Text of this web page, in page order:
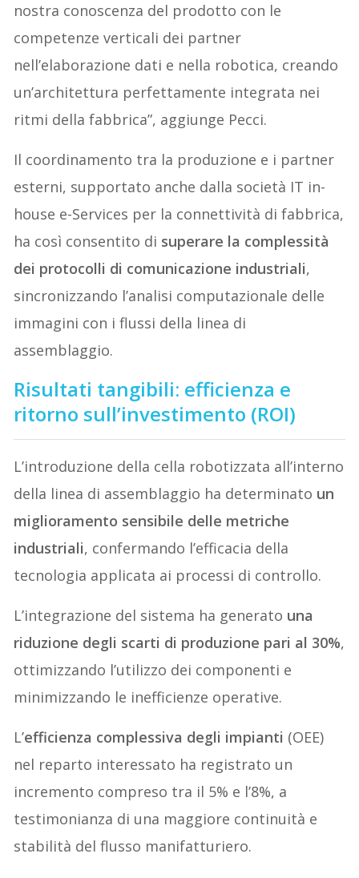
nostra conoscenza del prodotto con le
competenze verticali dei partner
nell’elaborazione dati e nella robotica, creando
un’architettura perfettamente integrata nei
ritmi della fabbrica”, aggiunge Pecci.
Il coordinamento tra la produzione e i partner
esterni, supportato anche dalla società IT in-
house e-Services per la connettività di fabbrica,
ha così consentito di superare la complessità
dei protocolli di comunicazione industriali,
sincronizzando l’analisi computazionale delle
immagini con i flussi della linea di
assemblaggio.
Risultati tangibili: efficienza e
ritorno sull’investimento (ROI)
L’introduzione della cella robotizzata all’interno
della linea di assemblaggio ha determinato un
miglioramento sensibile delle metriche
industriali, confermando l’efficacia della
tecnologia applicata ai processi di controllo.
L’integrazione del sistema ha generato una
riduzione degli scarti di produzione pari al 30%,
ottimizzando l’utilizzo dei componenti e
minimizzando le inefficienze operative.
L’efficienza complessiva degli impianti (OEE)
nel reparto interessato ha registrato un
incremento compreso tra il 5% e l’8%, a
testimonianza di una maggiore continuità e
stabilità del flusso manifatturiero.